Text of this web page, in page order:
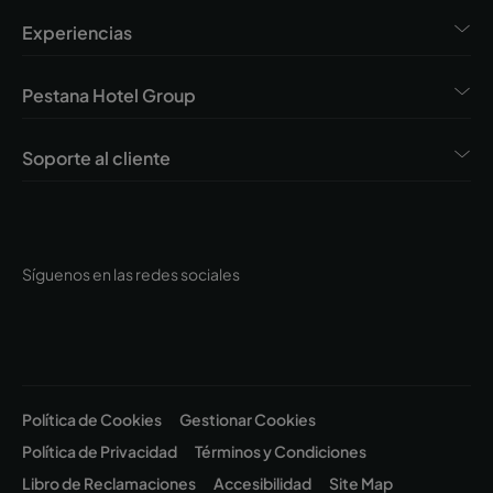
Síguenos en las redes sociales
Experiencias
Pestana Hotel Group
Soporte al cliente
Política de Cookies
Gestionar Cookies
Política de Privacidad
Términos y Condiciones
Libro de Reclamaciones
Accesibilidad Site Map